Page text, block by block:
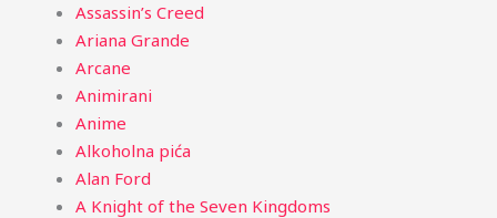
Assassin’s Creed
Ariana Grande
Arcane
Animirani
Anime
Alkoholna pića
Alan Ford
A Knight of the Seven Kingdoms